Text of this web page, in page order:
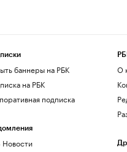
баннеры на РБК
на РБК
подписка
Новости
О